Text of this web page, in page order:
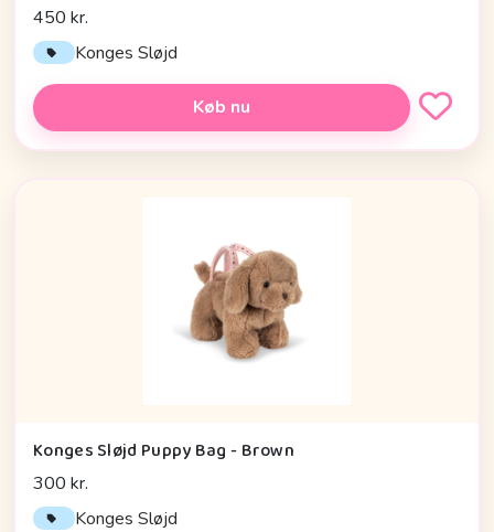
450 kr.
Konges Sløjd
Køb nu
Konges Sløjd Puppy Bag - Brown
300 kr.
Konges Sløjd